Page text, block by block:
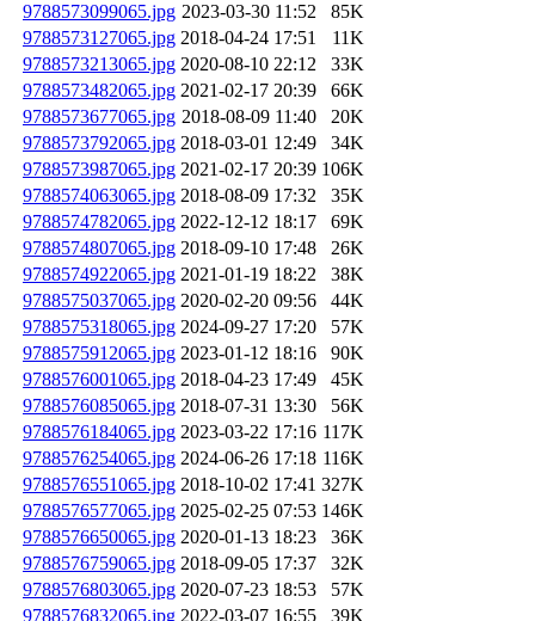
9788573099065.jpg 2023-03-30 11:52
85K
9788573127065.jpg 2018-04-24 17:51
11K
9788573213065.jpg 2020-08-10 22:12
33K
9788573482065.jpg 2021-02-17 20:39
66K
9788573677065.jpg 2018-08-09 11:40
20K
9788573792065.jpg 2018-03-01 12:49
34K
9788573987065.jpg 2021-02-17 20:39 106K
9788574063065.jpg 2018-08-09 17:32
35K
9788574782065.jpg 2022-12-12 18:17
69K
9788574807065.jpg 2018-09-10 17:48
26K
9788574922065.jpg 2021-01-19 18:22
38K
9788575037065.jpg 2020-02-20 09:56
44K
9788575318065.jpg 2024-09-27 17:20
57K
9788575912065.jpg 2023-01-12 18:16
90K
9788576001065.jpg 2018-04-23 17:49
45K
9788576085065.jpg 2018-07-31 13:30
56K
9788576184065.jpg 2023-03-22 17:16 117K
9788576254065.jpg 2024-06-26 17:18 116K
9788576551065.jpg 2018-10-02 17:41 327K
9788576577065.jpg 2025-02-25 07:53 146K
9788576650065.jpg 2020-01-13 18:23
36K
9788576759065.jpg 2018-09-05 17:37
32K
9788576803065.jpg 2020-07-23 18:53
57K
9788576832065.jpg 2022-03-07 16:55 39K